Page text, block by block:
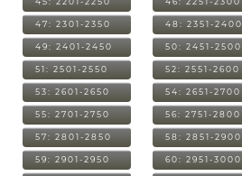
47: 2301-2350 48: 2351-2400
49: 2401-2450 50: 2451-2500
51: 2501-2550 52: 2551-2600
53: 2601-2650 54: 2651-2700
55: 2701-2750 56: 2751-2800
57: 2801-2850 58: 2851-2900
59: 2901-2950 60: 2951-3000